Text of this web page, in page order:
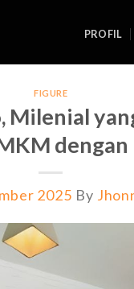
PROFIL
FIGURE
Milenial
2025 By